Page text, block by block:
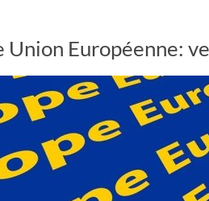
Union Européenne: